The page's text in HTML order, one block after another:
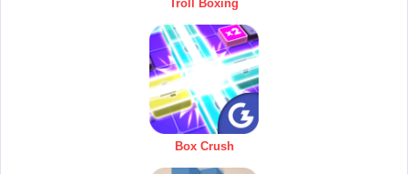
Troll Boxing
Box Crush